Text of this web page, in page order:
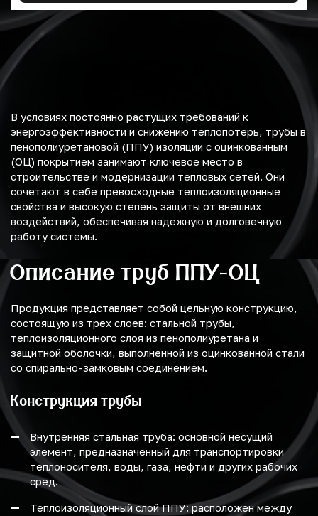
В условиях постоянно растущих требований к
энергоэффективности и снижению теплопотерь, трубы в
пенополиуретановой (ППУ) изоляции с оцинкованным
(ОЦ) покрытием занимают ключевое место в
строительстве и модернизации тепловых сетей. Они
сочетают в себе превосходные теплоизоляционные
свойства и высокую степень защиты от внешних
воздействий, обеспечивая надежную и долговечную
работу системы.
Описание труб ППУ-ОЦ
Продукция представляет собой цельную конструкцию,
состоящую из трех слоев: стальной трубы,
теплоизоляционного слоя из пенополиуретана и
защитной оболочки, выполненной из оцинкованной стали
со спирально-замковым соединением.
Конструкция трубы
Внутренняя стальная труба: основной несущий
элемент, предназначенный для транспортировки
теплоносителя, воды, газа, нефти и других рабочих
сред.
Теплоизоляционный слой ППУ: расположен между